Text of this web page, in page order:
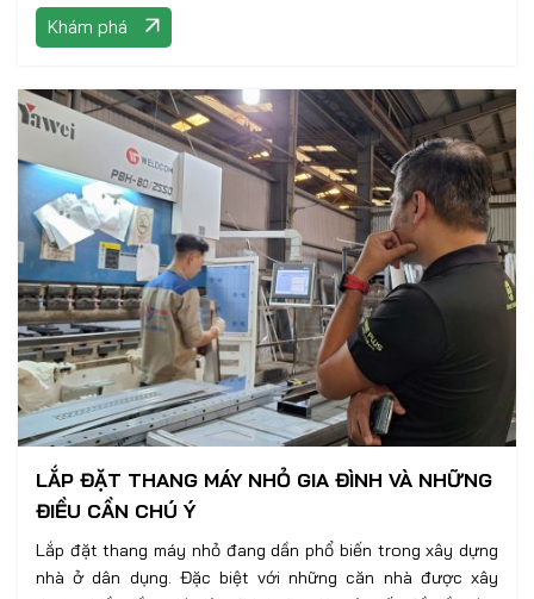
Khám phá
LẮP ĐẶT THANG MÁY NHỎ GIA ĐÌNH VÀ NHỮNG
ĐIỀU CẦN CHÚ Ý
Lắp đặt thang máy nhỏ đang dần phổ biến trong xây dựng
nhà ở dân dụng. Đặc biệt với những căn nhà được xây